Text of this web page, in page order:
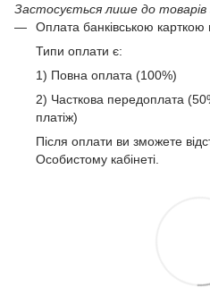
Застосується лише до
Оплата банківською карткою
Типи оплати є:
1) Повна оплата (100%)
2) Часткова передоплата
платіж)
Після оплати ви зможете
Особистому кабінеті.